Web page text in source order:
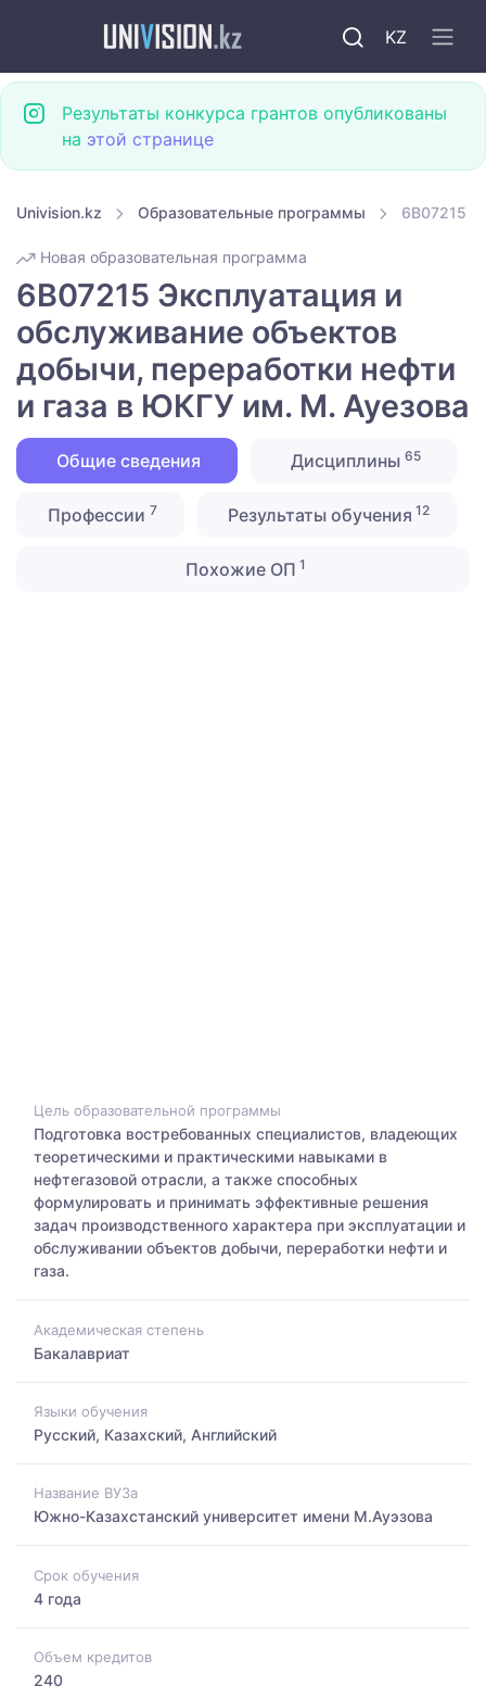
KZ
Результаты конкурса грантов опубликованы
на этой странице
Univision.kz Образовательные программы 6B07215
Новая образовательная программа
6B07215 Эксплуатация и
обслуживание объектов
добычи, переработки нефти
и газа в ЮКГУ им. М. Ауезова
Общие сведения Дисциплины 65
Профессии 7 Результаты обучения 12
Похожие ОП 1
Цель образовательной программы
Подготовка востребованных специалистов, владеющих
теоретическими и практическими навыками в
нефтегазовой отрасли, а также способных
формулировать и принимать эффективные решения
задач производственного характера при эксплуатации и
обслуживании объектов добычи, переработки нефти и
газа.
Академическая степень
Бакалавриат
Языки обучения
Русский, Казахский, Английский
Название ВУЗа
Южно-Казахстанский университет имени М.Ауэзова
Срок обучения
4 года
Объем кредитов
240